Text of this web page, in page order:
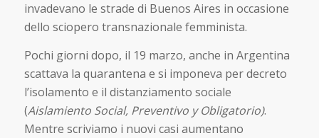
invadevano le strade di Buenos Aires in occasione
dello sciopero transnazionale femminista.
Pochi giorni dopo, il 19 marzo, anche in Argentina
scattava la quarantena e si imponeva per decreto
l’isolamento e il distanziamento sociale
(Aislamiento Social, Preventivo y Obligatorio).
Mentre scriviamo i nuovi casi aumentano